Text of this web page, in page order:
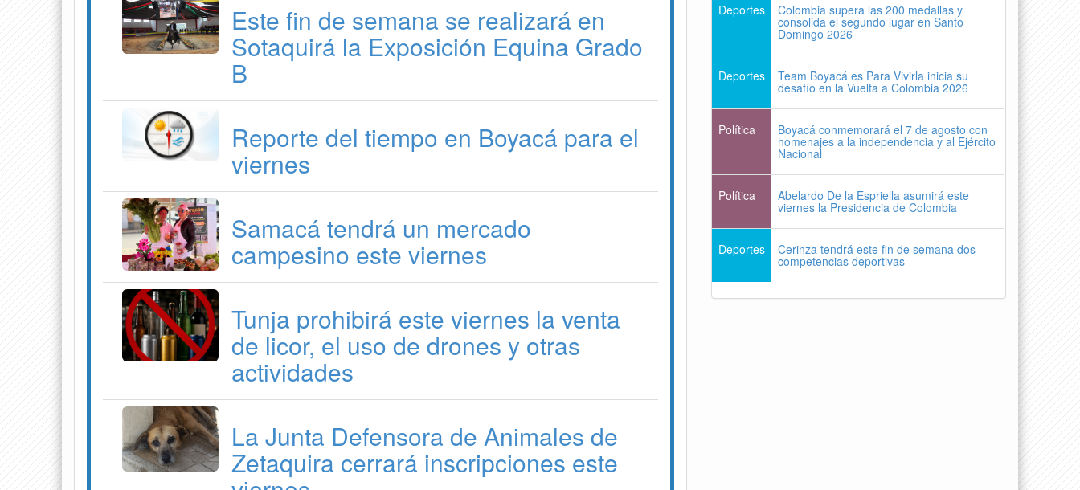
Este fin de semana se realizará en
Sotaquirá la Exposición Equina Grado
B
Reporte del tiempo en Boyacá para el
viernes
Samacá tendrá un mercado
campesino este viernes
Tunja prohibirá este viernes la venta
de licor, el uso de drones y otras
actividades
La Junta Defensora de Animales de
Zetaquira cerrará inscripciones este
Deportes Colombia supera las 200 medallas y
consolida el segundo lugar en Santo
Domingo 2026
Deportes Team Boyacá es Para Vivirla inicia su
desafío en la Vuelta a Colombia 2026
Política Boyacá conmemorará el 7 de agosto con
homenajes a la independencia y al Ejército
Nacional
Política Abelardo De la Espriella asumirá este
viernes la Presidencia de Colombia
Deportes Cerinza tendrá este fin de semana dos
competencias deportivas